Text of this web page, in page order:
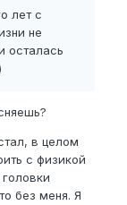
лет с
не
осталась
в целом
с физикой
без меня. Я